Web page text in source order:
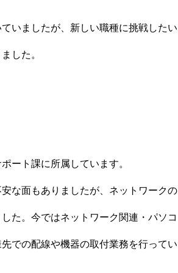
いましたが、新しい職種に挑戦したい
した。
ート課に所属しています。
な面もありましたが、ネットワークの
た。今ではネットワーク関連・パソコ
での配線や機器の取付業務を行ってい